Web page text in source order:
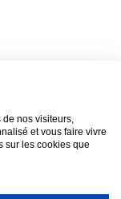
nos visiteurs,
et vous faire vivre
sur les cookies que